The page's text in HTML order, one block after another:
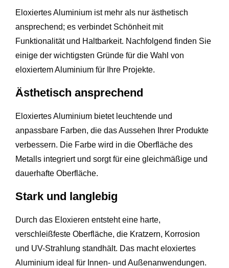
Eloxiertes Aluminium ist mehr als nur ästhetisch
ansprechend; es verbindet Schönheit mit
Funktionalität und Haltbarkeit. Nachfolgend finden Sie
einige der wichtigsten Gründe für die Wahl von
eloxiertem Aluminium für Ihre Projekte.
Ästhetisch ansprechend
Eloxiertes Aluminium bietet leuchtende und
anpassbare Farben, die das Aussehen Ihrer Produkte
verbessern. Die Farbe wird in die Oberfläche des
Metalls integriert und sorgt für eine gleichmäßige und
dauerhafte Oberfläche.
Stark und langlebig
Durch das Eloxieren entsteht eine harte,
verschleißfeste Oberfläche, die Kratzern, Korrosion
und UV-Strahlung standhält. Das macht eloxiertes
Aluminium ideal für Innen- und Außenanwendungen.